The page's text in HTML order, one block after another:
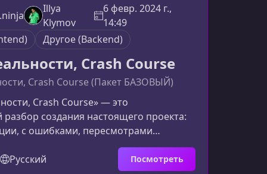
их в реальных проектах.Что вы
курсаПрограмма охватывает
и подходы, необходимые для
Illya
Klymov
6 февр. 2024 г.,
14:49
Другое (Backend)
Crash Course
Crash Course (Пакет БАЗОВЫЙ)
Crash Course» — это
разбор создания настоящего проекта:
с ошибками, пересмотрами
ограничениями. Вы шаг за
как рождается продукт, какие
Русский Посмотреть